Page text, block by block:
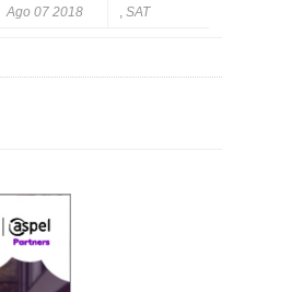
Ago 07 2018
SAT